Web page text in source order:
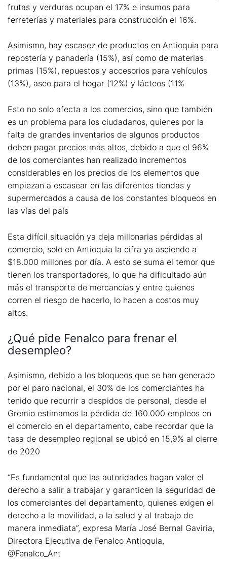
frutas y verduras ocupan el 17% e insumos para
ferreterías y materiales para construcción el 16%.
Asimismo, hay escasez de productos en Antioquia para
repostería y panadería (15%), así como de materias
primas (15%), repuestos y accesorios para vehículos
(13%), aseo para el hogar (12%) y lácteos (11%
Esto no solo afecta a los comercios, sino que también
es un problema para los ciudadanos, quienes por la
falta de grandes inventarios de algunos productos
deben pagar precios más altos, debido a que el 96%
de los comerciantes han realizado incrementos
considerables en los precios de los elementos que
empiezan a escasear en las diferentes tiendas y
supermercados a causa de los constantes bloqueos en
las vías del país
Esta difícil situación ya deja millonarias pérdidas al
comercio, solo en Antioquia la cifra ya asciende a
$18.000 millones por día. A esto se suma el temor que
tienen los transportadores, lo que ha dificultado aún
más el transporte de mercancías y entre quienes
corren el riesgo de hacerlo, lo hacen a costos muy
altos.
¿Qué pide Fenalco para frenar el
desempleo?
Asimismo, debido a los bloqueos que se han generado
por el paro nacional, el 30% de los comerciantes ha
tenido que recurrir a despidos de personal, desde el
Gremio estimamos la pérdida de 160.000 empleos en
el comercio en el departamento, cabe recordar que la
tasa de desempleo regional se ubicó en 15,9% al cierre
de 2020
“Es fundamental que las autoridades hagan valer el
derecho a salir a trabajar y garanticen la seguridad de
los comerciantes del departamento, quienes exigen el
derecho a la movilidad, a la salud y al trabajo de
manera inmediata”, expresa María José Bernal Gaviria,
Directora Ejecutiva de Fenalco Antioquia,
@Fenalco_Ant